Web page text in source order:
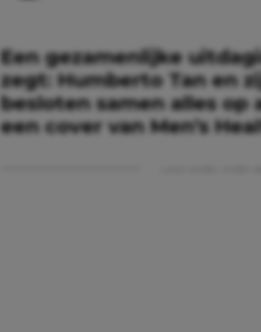
Een gezamenlijke
zegt: Humberto Tan en
besloten samen alles op
een cover van Men’s